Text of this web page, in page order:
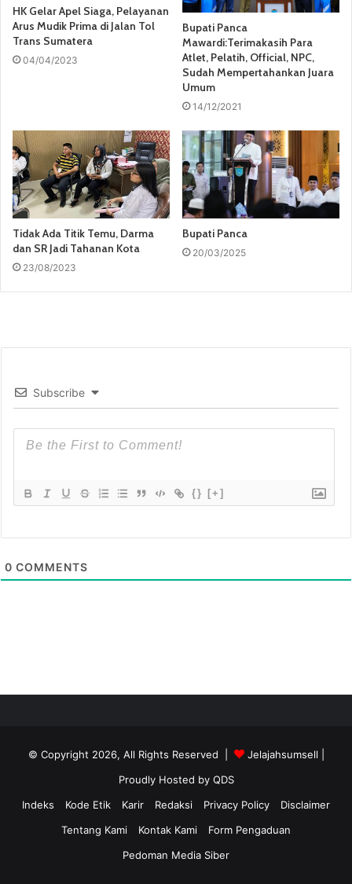
HK Gelar Apel Siaga, Pelayanan
Arus Mudik Prima di Jalan Tol
Trans Sumatera
04/04/2023
Bupati Panca
Mawardi:Terimakasih Para
Atlet, Pelatih, Official, NPC,
Sudah Mempertahankan Juara
Umum
14/12/2021
Tidak Ada Titik Temu, Darma
dan SR Jadi Tahanan Kota
23/08/2023
Bupati Panca
20/03/2025
Subscribe
{} [+]
0 COMMENTS
© Copyright 2026, All Rights Reserved | Jelajahsumsell
Proudly Hosted by QDS
Indeks
Kode Etik Karir Redaksi Privacy Policy
Disclaimer
Tentang Kami
Kontak Kami
Form Pengaduan
Pedoman Media Siber